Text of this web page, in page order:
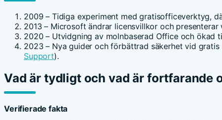
2009 – Tidiga experiment med gratisofficeverktyg,
2013 – Microsoft ändrar licensvillkor och presenterar
2020 – Utvidgning av molnbaserad Office och ökad
2023 – Nya guider och förbättrad säkerhet vid
Support).
Vad är tydligt och vad är fortfarande
Verifierade fakta